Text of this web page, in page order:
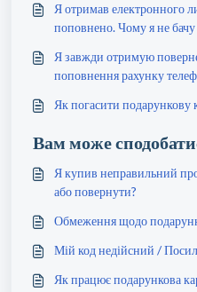
Я отримав електронного
поповнено. Чому я не
Я завжди отримую
поповнення рахунку
Як погасити подарункову
Вам може
Я купив неправильний
або повернути?
Обмеження щодо
Мій код недійсний /
Як працює подарункова